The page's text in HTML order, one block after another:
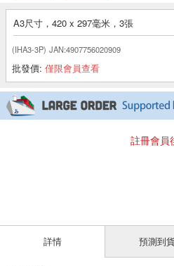
A3尺寸，420 x 297毫米，3張
(IHA3-3P) JAN:4907756020909
批發價: 僅限會員查看
註冊會員
詳情 預測到